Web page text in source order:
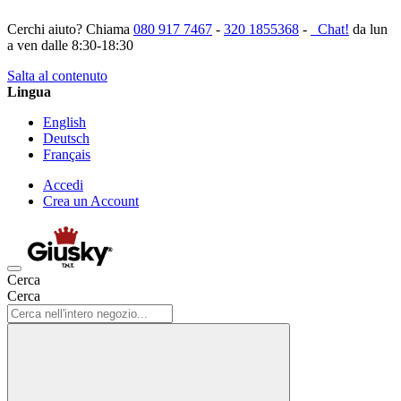
Cerchi aiuto? Chiama 080 917 7467 - 320 1855368 - Chat! da lun
a ven dalle 8:30-18:30
Salta al contenuto
Lingua
English
Deutsch
Français
Accedi
Crea un Account
Cerca
Cerca